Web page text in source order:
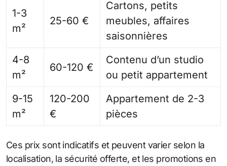
1-3
m²
25-60 €
Cartons, petits
meubles, affaires
saisonnières
4-8
m²
60-120 €
Contenu d’un studio
ou petit appartement
9-15
m²
120-200
€
Appartement de 2-3
pièces
Ces prix sont indicatifs et peuvent varier selon la
localisation, la sécurité offerte, et les promotions en